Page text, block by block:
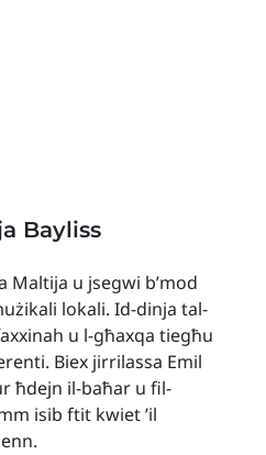
Bayliss
Maltija u jsegwi b’mod
lokali. Id-dinja tal-
u l-għaxqa tiegħu
Biex jirrilassa Emil
ħdejn il-baħar u fil-
isib ftit kwiet ’il